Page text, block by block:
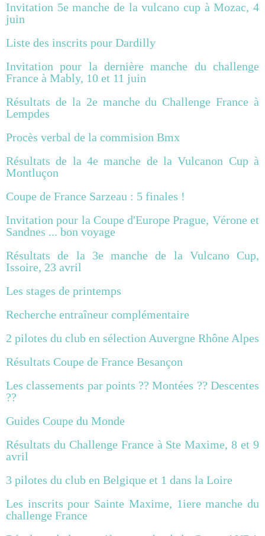
Invitation 5e manche de la vulcano cup à Mozac, 4
juin
Liste des inscrits pour Dardilly
Invitation pour la dernière manche du challenge
France à Mably, 10 et 11 juin
Résultats de la 2e manche du Challenge France à
Lempdes
Procès verbal de la commision Bmx
Résultats de la 4e manche de la Vulcanon Cup à
Montluçon
Coupe de France Sarzeau : 5 finales !
Invitation pour la Coupe d'Europe Prague, Vérone et
Sandnes ... bon voyage
Résultats de la 3e manche de la Vulcano Cup,
Issoire, 23 avril
Les stages de printemps
Recherche entraîneur complémentaire
2 pilotes du club en sélection Auvergne Rhône Alpes
Résultats Coupe de France Besançon
Les classements par points ?? Montées ?? Descentes
??
Guides Coupe du Monde
Résultats du Challenge France à Ste Maxime, 8 et 9
avril
3 pilotes du club en Belgique et 1 dans la Loire
Les inscrits pour Sainte Maxime, 1iere manche du
challenge France